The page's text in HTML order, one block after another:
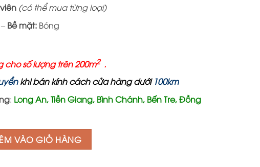
₫.là:
130.000 ₫.
(có thể mua từng loại)
Bề mặt:Bóng
cho số lượng trên 200m2 .
khi bán kính cách cửa hàng dưới100km
: Long An, Tiền Giang, Bình Chánh, Bến Tre, Đồng
VÀO GIỎ HÀNG